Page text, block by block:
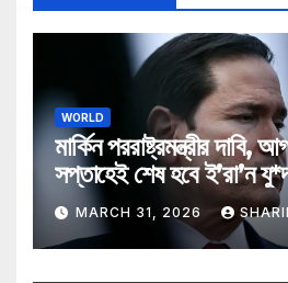
WORLD
মার্কিন পররাষ্ট্রমন্ত্রীর দাবি,
সপ্তাহেই শেষ হবে ই’রা’ন
MARCH 31, 2026